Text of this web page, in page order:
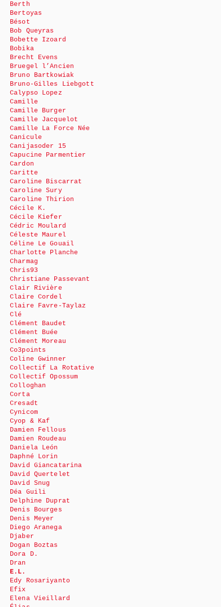
Berth
Bertoyas
Bésot
Bob Queyras
Bobette Izoard
Bobika
Brecht Evens
Bruegel l’Ancien
Bruno Bartkowiak
Bruno-Gilles Liebgott
Calypso Lopez
Camille
Camille Burger
Camille Jacquelot
Camille La Force Née
Canicule
Canijasoder 15
Capucine Parmentier
Cardon
Caritte
Caroline Biscarrat
Caroline Sury
Caroline Thirion
Cécile K.
Cécile Kiefer
Cédric Moulard
Céleste Maurel
Céline Le Gouail
Charlotte Planche
Charmag
Chris93
Christiane Passevant
Clair Rivière
Claire Cordel
Claire Favre-Taylaz
Clé
Clément Baudet
Clément Buée
Clément Moreau
Co3points
Coline Gwinner
Collectif La Rotative
Collectif Opossum
Colloghan
Corta
Cresadt
Cynicom
Cyop & Kaf
Damien Fellous
Damien Roudeau
Daniela León
Daphné Lorin
David Giancatarina
David Quertelet
David Snug
Déa Guili
Delphine Duprat
Denis Bourges
Denis Meyer
Diego Aranega
Djaber
Dogan Boztas
Dora D.
Dran
E.L.
Edy Rosariyanto
Efix
Elena Vieillard